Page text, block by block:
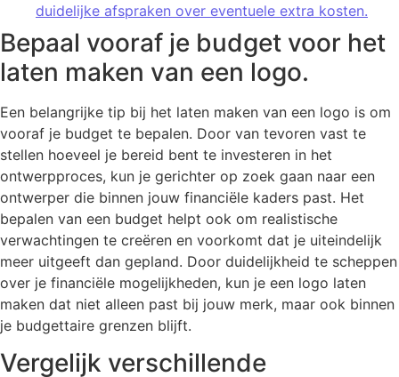
duidelijke afspraken over eventuele extra kosten.
Bepaal vooraf je budget voor het
laten maken van een logo.
Een belangrijke tip bij het laten maken van een logo is om
vooraf je budget te bepalen. Door van tevoren vast te
stellen hoeveel je bereid bent te investeren in het
ontwerpproces, kun je gerichter op zoek gaan naar een
ontwerper die binnen jouw financiële kaders past. Het
bepalen van een budget helpt ook om realistische
verwachtingen te creëren en voorkomt dat je uiteindelijk
meer uitgeeft dan gepland. Door duidelijkheid te scheppen
over je financiële mogelijkheden, kun je een logo laten
maken dat niet alleen past bij jouw merk, maar ook binnen
je budgettaire grenzen blijft.
Vergelijk verschillende